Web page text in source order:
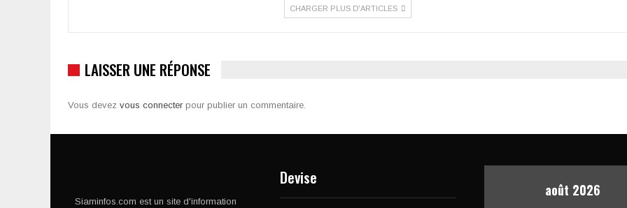
CHARGER PLUS D'ARTICLES
LAISSER UNE RÉPONSE
Vous devez vous connecter pour publier un commentaire.
Siaminfos.com est un site d'information
Devise
août 2026